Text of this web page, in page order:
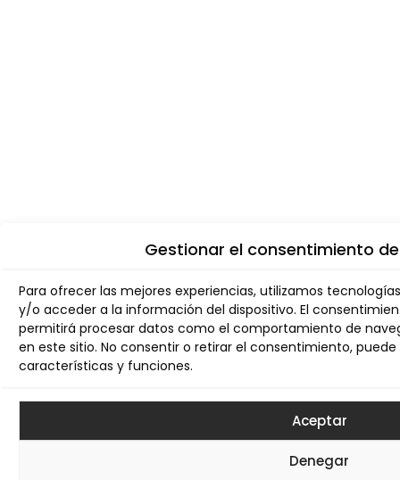
Gestionar el consentimiento
Para ofrecer las mejores experiencias, utilizamos
y/o acceder a la información del dispositivo. El
permitirá procesar datos como el comportamiento de
en este sitio. No consentir o retirar el consentimiento,
características y funciones.
Aceptar
Denegar